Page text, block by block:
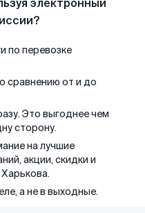
электронный
по перевозке
сравнению от и до
Это выгоднее чем
сторону.
на лучшие
акции, скидки и
а не в выходные.